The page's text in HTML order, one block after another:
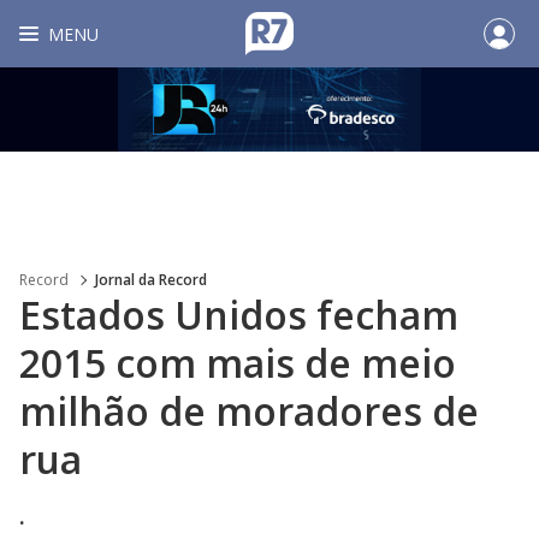
MENU
Record Jornal da Record
Estados Unidos fecham
2015 com mais de meio
milhão de moradores de
rua
.